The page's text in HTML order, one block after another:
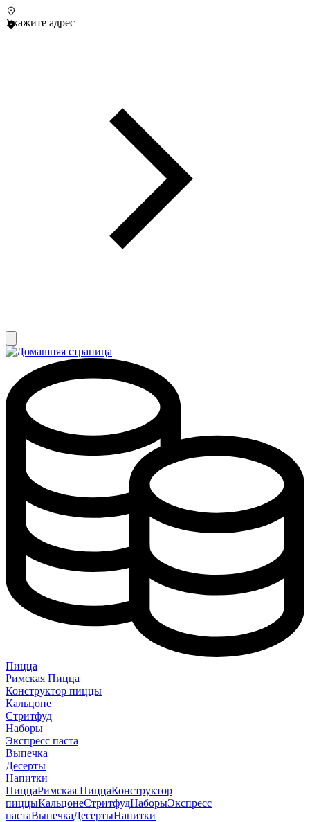
Укажите адрес
Пицца
Римская Пицца
Конструктор пиццы
Кальцоне
Стритфуд
Наборы
Экспресс паста
Выпечка
Десерты
Напитки
ПиццаРимская ПиццаКонструктор
пиццыКальцонеСтритфудНаборыЭкспресс
пастаВыпечкаДесертыНапитки